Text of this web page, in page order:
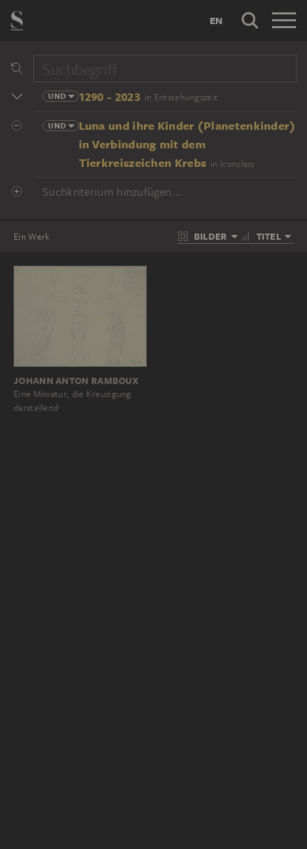
EN
UND 1290 - 2023 in Entstehungszeit
UND
Luna und ihre Kinder (Planetenkinder)
in Verbindung mit dem
Tierkreiszeichen Krebs in Iconclass
Suchkriterium hinzufügen...
Ein Werk BILDER TITEL
JOHANN ANTON RAMBOUX
Eine Miniatur, die Kreuzigung
darstellend